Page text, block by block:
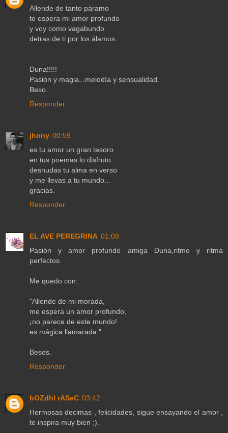
Allende de tanto páramo
te espera mi amor profundo
y voy como vagabundo
detras de ti por los álamos.
Duna!!!!!
Pasión y magia...melodía y sensualidad.
Beso.
Responder
jhony 00:59
es tu amor un gran tesoro
en tus poemas lo disfruto
desnudas tu alma en verso
y me llevas a tu mundo...
gracias.
Responder
EL AVE PEREGRINA 01:08
Pasión y amor profundo amiga Duna,ritmo y ritma
perfectos.
Me quedo con:
"Allende de mi morada,
me espera un amor profundo,
¡no parece de este mundo!
es mágica llamarada."
Besos.
Responder
bOZdhI rASeC 03:42
Hermosas decimas , felicidades, sigue ensayando el amor ,
te inspira muy bien :).